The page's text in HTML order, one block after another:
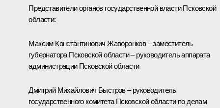
Представители органов государственной власти Псковской
области:
Максим Константинович Жаворонков – заместитель
губернатора Псковской области – руководитель аппарата
администрации Псковской области
Дмитрий Михайлович Быстров – руководитель
государственного комитета Псковской области по делам